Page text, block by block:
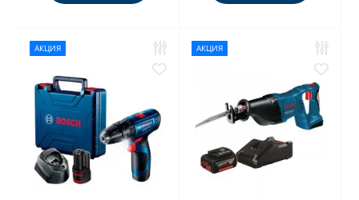
АКЦИЯ АКЦИЯ